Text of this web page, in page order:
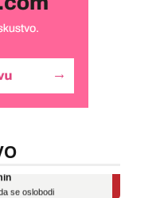
se oslobodi